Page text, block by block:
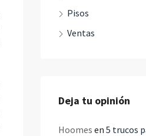
Pisos
Ventas
Deja tu opinión
Hoomes en 5 trucos